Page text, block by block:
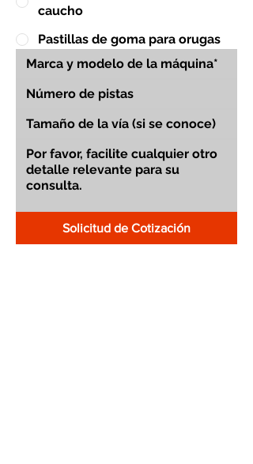
caucho
Pastillas de goma para orugas
Solicitud de Cotización